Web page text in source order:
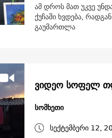
ამ დროს მათ უკვე
ქუჩაში ხვდება,
გაუმართლა
ვიდეო სოფელ
სომხეთი
სექტემბერი 12,